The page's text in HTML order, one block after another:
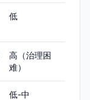
低
高（治理困
难）
低-中